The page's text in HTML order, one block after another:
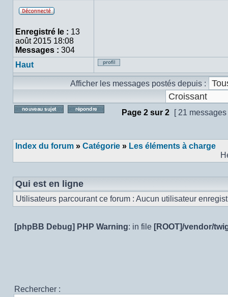
ligne
Enregistré le : 13
août 2015 18:08
Messages : 304
Haut
Profil
Afficher les messages postés depuis :
Page 2 sur 2 [ 21
Index du forum » Catégorie » Les éléments à charge
Qui est en ligne
Utilisateurs parcourant ce forum : Aucun utilisateur
[phpBB Debug] PHP Warning: in file [ROOT]/vendor/
Rechercher :